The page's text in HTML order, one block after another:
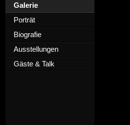
Galerie
Porträt
Biografie
Ausstellungen
Gäste & Talk